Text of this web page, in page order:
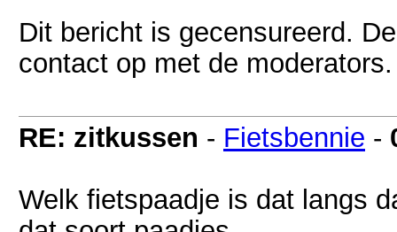
Dit bericht is gecensureerd.
contact op met de moderators.
RE: zitkussen - Fietsbennie -
Welk fietspaadje is dat langs